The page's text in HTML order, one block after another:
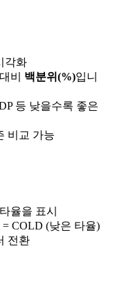
각화
비 백분위(%)입니
등 낮을수록 좋은
비교 가능
율을 표시
= COLD (낮은 타율)
전환